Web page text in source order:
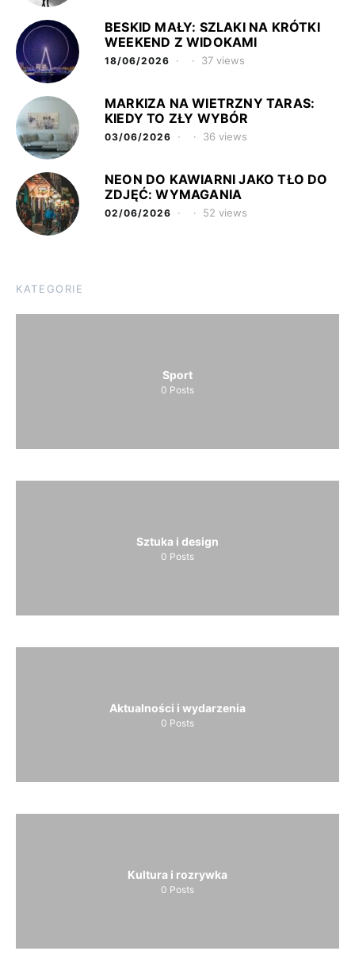
BESKID MAŁY: SZLAKI NA KRÓTKI
WEEKEND Z WIDOKAMI
18/06/2026 37 views
MARKIZA NA WIETRZNY TARAS:
KIEDY TO ZŁY WYBÓR
03/06/2026 36 views
NEON DO KAWIARNI JAKO TŁO DO
ZDJĘĆ: WYMAGANIA
02/06/2026 52 views
KATEGORIE
Sport
0 Posts
Sztuka i design
0 Posts
Aktualności i wydarzenia
0 Posts
Kultura i rozrywka
0 Posts